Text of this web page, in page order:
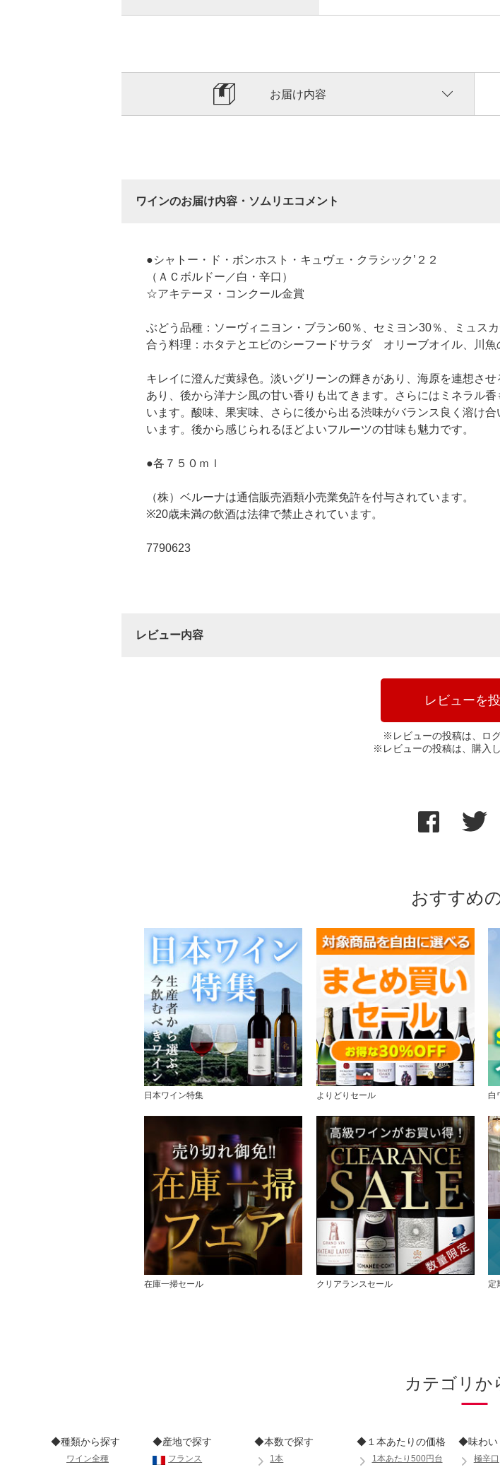
お届け内容
ワインのお届け内容・ソムリエコメント
●シャトー・ド・ボンホスト・キュヴェ・クラシック’２２
（ＡＣボルドー／白・辛口）
☆アキテーヌ・コンクール金賞
ぶどう品種：ソーヴィニヨン・ブラン60％、セミヨン30％、ミュス
合う料理：ホタテとエビのシーフードサラダ オリーブオイル、川
キレイに澄んだ黄緑色。淡いグリーンの輝きがあり、海原を連想さ
あり、後から洋ナシ風の甘い香りも出てきます。さらにはミネラル
います。酸味、果実味、さらに後から出る渋味がバランス良く溶け
います。後から感じられるほどよいフルーツの甘味も魅力です。
●各７５０ｍｌ
（株）ベルーナは通信販売酒類小売業免許を付与されています。
※20歳未満の飲酒は法律で禁止されています。
7790623
レビュー内容
レビューを
※レビューの投稿は、ロ
※レビューの投稿は、購入
おすすめ
日本ワイン特集 よりどりセール 白
在庫一掃セール クリアランスセール 定
カテゴリか
◆種類から探す
ワイン全種
◆産地で探す
フランス
◆本数で探す
1本
◆１本あたりの価格
1本あたり500円台
◆味わい
極辛口